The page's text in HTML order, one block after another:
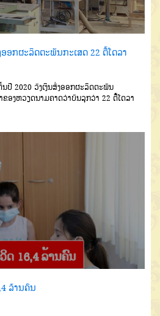
ອກຜະລິດຕະພັນກະເສດ 22 ຕື້ໂດລາ
ນປີ 2020 ວົງເງິນສົ່ງອອກຜະລິດຕະພັນ
ຂອງຫວຽດນາມຄາດວ່າບັນລຸກວ່າ 22 ຕື້ໂດລາ
ລ້ານຄົນ